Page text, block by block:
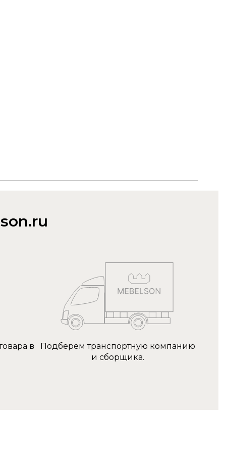
в
Подберем транспортную компанию
и сборщика.